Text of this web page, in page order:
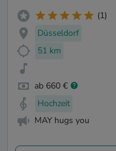
(1)
Düsseldorf
51 km
ab 660 €
Hochzeit
MAY hugs you